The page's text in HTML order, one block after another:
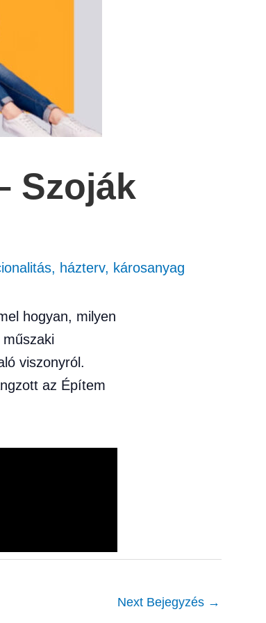
Szoják
, házterv, károsanyag
hogyan, milyen
viszonyról.
az Építem
Next Bejegyzés →